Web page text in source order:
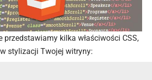
przedstawiamy kilka właściwości CSS,
stylizacji Twojej witryny: